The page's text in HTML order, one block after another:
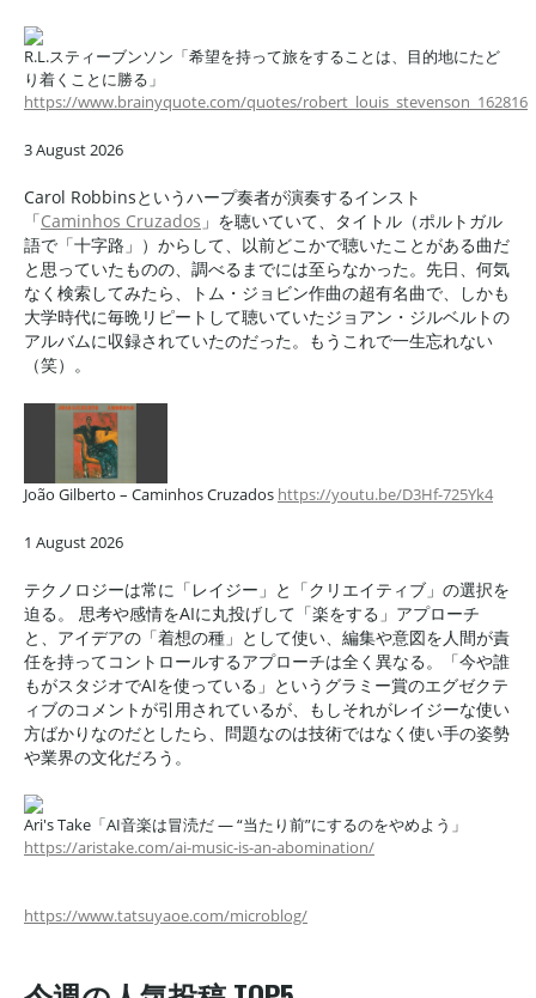
R.L.スティーブンソン「希望を持って旅をすることは、目的地にたど
り着くことに勝る」
https://www.brainyquote.com/quotes/robert_louis_stevenson_162816
3 August 2026
Carol Robbinsというハープ奏者が演奏するインスト
「Caminhos Cruzados 」を聴いていて、タイトル（ポルトガル
語で「十字路」）からして、以前どこかで聴いたことがある曲だ
と思っていたものの、調べるまでには至らなかった。先日、何気
なく検索してみたら、トム・ジョビン作曲の超有名曲で、しかも
大学時代に毎晩リピートして聴いていたジョアン・ジルベルトの
アルバムに収録されていたのだった。もうこれで一生忘れない
（笑）。
João Gilberto – Caminhos Cruzados https://youtu.be/D3Hf-725Yk4
1 August 2026
テクノロジーは常に「レイジー」と「クリエイティブ」の選択を
迫る。 思考や感情をAIに丸投げして「楽をする」アプローチ
と、アイデアの「着想の種」として使い、編集や意図を人間が責
任を持ってコントロールするアプローチは全く異なる。「今や誰
もがスタジオでAIを使っている」というグラミー賞のエグゼクテ
ィブのコメントが引用されているが、もしそれがレイジーな使い
方ばかりなのだとしたら、問題なのは技術ではなく使い手の姿勢
や業界の文化だろう。
Ari's Take「AI音楽は冒涜だ — “当たり前”にするのをやめよう」
https://aristake.com/ai-music-is-an-abomination/
https://www.tatsuyaoe.com/microblog/